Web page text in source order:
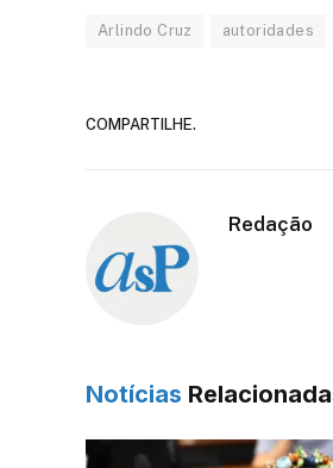
Arlindo Cruz autoridades
COMPARTILHE.
Redação
Notícias